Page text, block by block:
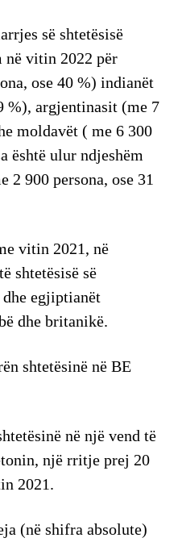
së shtetësisë
në vitin 2022 për
ose 40 %) indianët
%), argjentinasit (me 7
moldavët ( me 6 300
është ulur ndjeshëm
2 900 persona, ose 31
vitin 2021, në
shtetësisë së
egjiptianët
dhe britanikë.
shtetësinë në BE
në një vend të
një rritje prej 20
2021.
(në shifra absolute)